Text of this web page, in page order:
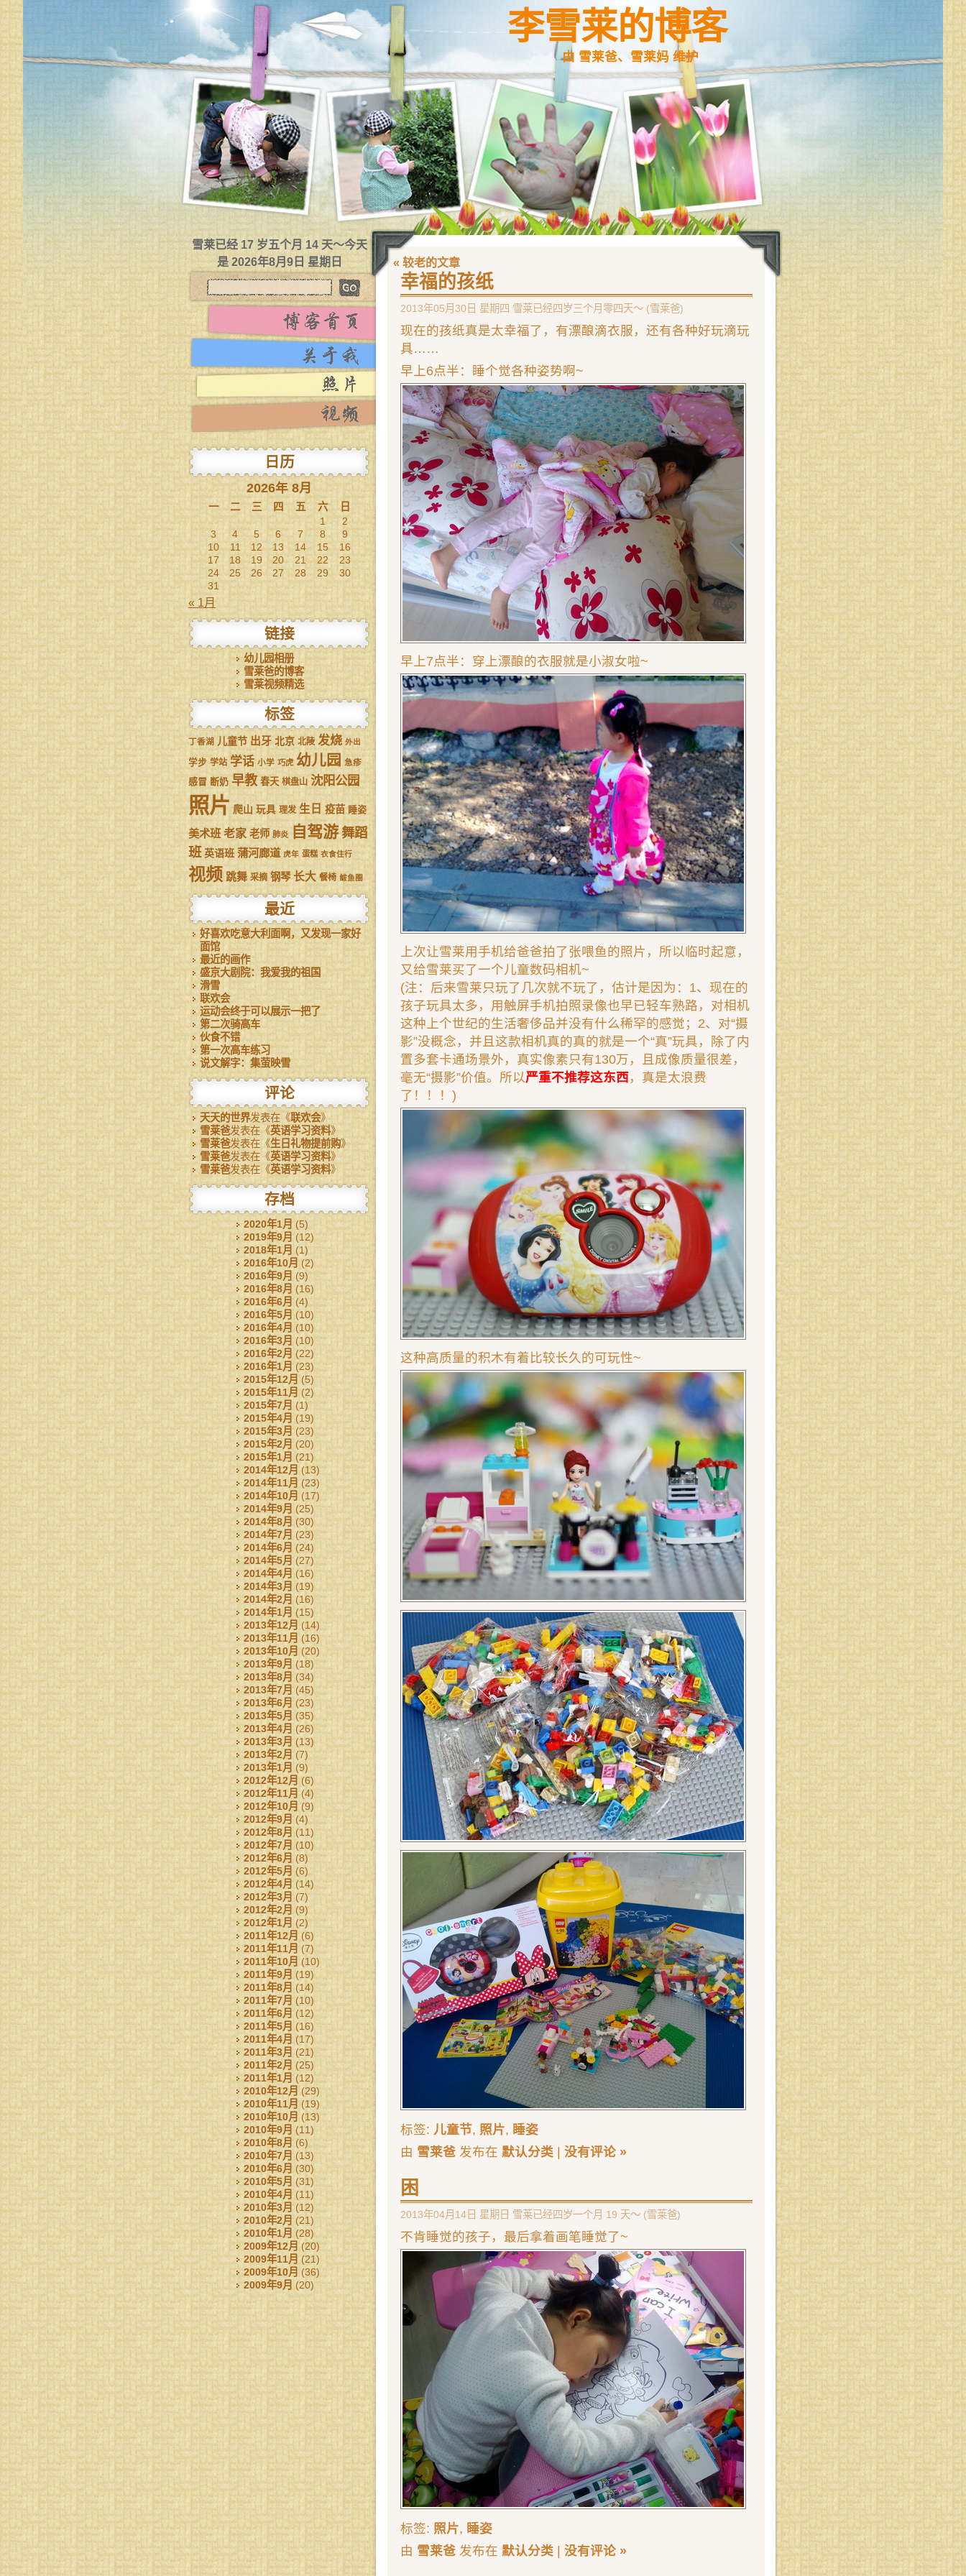
李雪莱的博客
由 雪莱爸、雪莱妈 维护
雪莱已经 17 岁五个月 14 天～今天
是 2026年8月9日 星期日
日历
2026年 8月
一 二 三 四 五 六
日
1
2
3
4 5 6 7 8
9
10
11 12 13 14 15
16
17
18 19 20 21 22
23
24
25 26 27 28 29
30
31
« 1月
链接
幼儿园相册
雪莱爸的博客
雪莱视频精选
标签
丁香湖 儿童节 出牙 北京 北陵 发烧 外出
学步 学站 学话 小学 巧虎 幼儿园 急疹
感冒 断奶 早教 春天 棋盘山 沈阳公园
照片 爬山 玩具 理发 生日 疫苗 睡姿
美术班 老家 老师 肺炎 自驾游舞蹈
班 英语班 蒲河廊道 虎年 蛋糕 衣食住行
视频 跳舞 采摘 钢琴 长大 餐椅 鲅鱼圈
最近
好喜欢吃意大利面啊，又发现一家好
面馆
最近的画作
盛京大剧院：我爱我的祖国
滑雪
联欢会
运动会终于可以展示一把了
第二次骑高车
伙食不错
第一次高车练习
说文解字：集萤映雪
评论
天天的世界发表在《联欢会》
雪莱爸发表在《英语学习资料》
雪莱爸发表在《生日礼物提前购》
雪莱爸发表在《英语学习资料》
雪莱爸发表在《英语学习资料》
存档
2020年1月 (5)
2019年9月(12)
2018年1月 (1)
2016年10月 (2)
2016年9月 (9)
2016年8月 (16)
2016年6月(4)
2016年5月 (10)
2016年4月 (10)
2016年3月 (10)
2016年2月 (22)
2016年1月(23)
2015年12月 (5)
2015年11月 (2)
2015年7月 (1)
2015年4月 (19)
2015年3月(23)
2015年2月 (20)
2015年1月 (21)
2014年12月 (13)
2014年11月 (23)
2014年10月 (17)
2014年9月 (25)
2014年8月 (30)
2014年7月 (23)
2014年6月 (24)
2014年5月(27)
2014年4月 (16)
2014年3月 (19)
2014年2月 (16)
2014年1月 (15)
2013年12月 (14)
2013年11月 (16)
2013年10月 (20)
2013年9月 (18)
2013年8月 (34)
2013年7月(45)
2013年6月 (23)
2013年5月 (35)
2013年4月 (26)
2013年3月 (13)
2013年2月(7)
2013年1月 (9)
2012年12月 (6)
2012年11月 (4)
2012年10月 (9)
2012年9月(4)
2012年8月 (11)
2012年7月 (10)
2012年6月 (8)
2012年5月 (6)
2012年4月(14)
2012年3月 (7)
2012年2月 (9)
2012年1月 (2)
2011年12月 (6)
2011年11月 (7)
2011年10月 (10)
2011年9月 (19)
2011年8月 (14)
2011年7月 (10)
2011年6月(12)
2011年5月 (16)
2011年4月 (17)
2011年3月 (21)
2011年2月 (25)
2011年1月(12)
2010年12月 (29)
2010年11月 (19)
2010年10月 (13)
2010年9月 (11)
2010年8月(6)
2010年7月 (13)
2010年6月 (30)
2010年5月 (31)
2010年4月 (11)
2010年3月(12)
2010年2月 (21)
2010年1月 (28)
2009年12月 (20)
2009年11月 (21)
2009年10月 (36)
2009年9月 (20)
« 较老的文章
幸福的孩纸
2013年05月30日 星期四 雪莱已经四岁三个月零四天～ (雪莱爸)
现在的孩纸真是太幸福了，有漂酿滴衣服，还有各种好玩滴玩
具……
早上6点半：睡个觉各种姿势啊~
早上7点半：穿上漂酿的衣服就是小淑女啦~
上次让雪莱用手机给爸爸拍了张喂鱼的照片，所以临时起意，
又给雪莱买了一个儿童数码相机~
(注：后来雪莱只玩了几次就不玩了，估计是因为：1、现在的
孩子玩具太多，用触屏手机拍照录像也早已轻车熟路，对相机
这种上个世纪的生活奢侈品并没有什么稀罕的感觉；2、对“摄
影”没概念，并且这款相机真的真的就是一个“真”玩具，除了内
置多套卡通场景外，真实像素只有130万，且成像质量很差，
毫无“摄影”价值。所以严重不推荐这东西，真是太浪费
了！！！)
这种高质量的积木有着比较长久的可玩性~
标签: 儿童节, 照片, 睡姿
由 雪莱爸 发布在 默认分类 没有评论 »
困
2013年04月14日 星期日 雪莱已经四岁一个月 19 天～ (雪莱爸)
不肯睡觉的孩子，最后拿着画笔睡觉了~
标签: 照片, 睡姿
由 雪莱爸 发布在 默认分类 没有评论 »